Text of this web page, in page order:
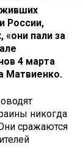
России,
«они пали за
4 марта
Матвиенко.
никогда
сражаются